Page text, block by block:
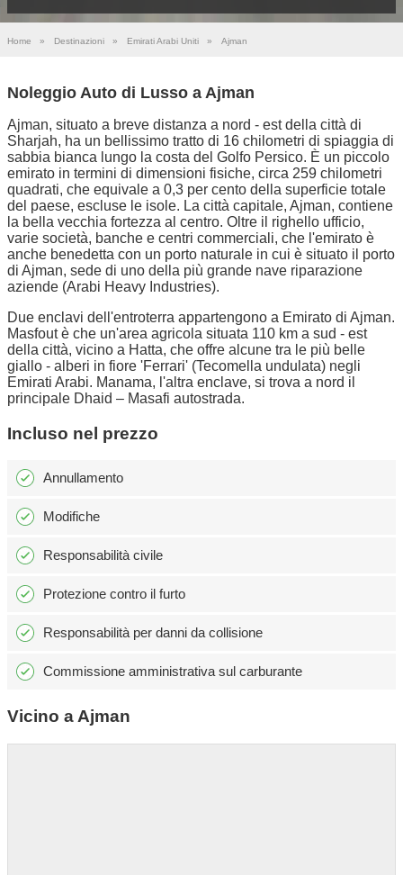
Home » Destinazioni » Emirati Arabi Uniti » Ajman
Noleggio Auto di Lusso a Ajman
Ajman, situato a breve distanza a nord - est della città di
Sharjah, ha un bellissimo tratto di 16 chilometri di spiaggia di
sabbia bianca lungo la costa del Golfo Persico. È un piccolo
emirato in termini di dimensioni fisiche, circa 259 chilometri
quadrati, che equivale a 0,3 per cento della superficie totale
del paese, escluse le isole. La città capitale, Ajman, contiene
la bella vecchia fortezza al centro. Oltre il righello ufficio,
varie società, banche e centri commerciali, che l'emirato è
anche benedetta con un porto naturale in cui è situato il porto
di Ajman, sede di uno della più grande nave riparazione
aziende (Arabi Heavy Industries).
Due enclavi dell'entroterra appartengono a Emirato di Ajman.
Masfout è che un'area agricola situata 110 km a sud - est
della città, vicino a Hatta, che offre alcune tra le più belle
giallo - alberi in fiore 'Ferrari' (Tecomella undulata) negli
Emirati Arabi. Manama, l'altra enclave, si trova a nord il
principale Dhaid – Masafi autostrada.
Incluso nel prezzo
Annullamento
Modifiche
Responsabilità civile
Protezione contro il furto
Responsabilità per danni da collisione
Commissione amministrativa sul carburante
Vicino a Ajman